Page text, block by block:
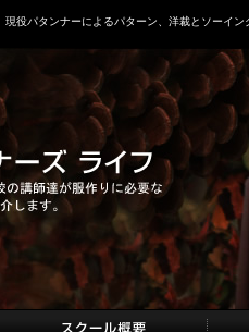
現役パタンナーによるパターン、洋裁とソーイン